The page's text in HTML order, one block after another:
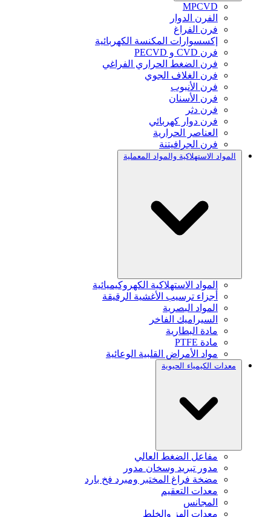
MPCVD
الفرن الدوار
فرن الفراغ
إكسسوارات المكنسة الكهربائية
فرن CVD و PECVD
فرن الضغط الحراري الفراغي
فرن الغلاف الجوي
فرن الأنبوب
فرن الأسنان
فرن دثر
فرن دوار كهربائي
العناصر الحرارية
فرن الجرافيتنة
المواد الاستهلاكية والمواد المعملية
المواد الاستهلاكية الكهروكيميائية
أجزاء ترسيب الأغشية الرقيقة
المواد البصرية
السيراميك الفاخر
مادة البطارية
مادة PTFE
مواد الأمراض القلبية الوعائية
معدات الكيمياء الحيوية
مفاعل الضغط العالي
مدور تبريد وسخان مدور
مضخة فراغ المختبر ومبرد فخ بارد
معدات التعقيم
المجانس
معدات الهز والخلط